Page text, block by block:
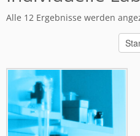
Alle 12 Ergebnisse werden